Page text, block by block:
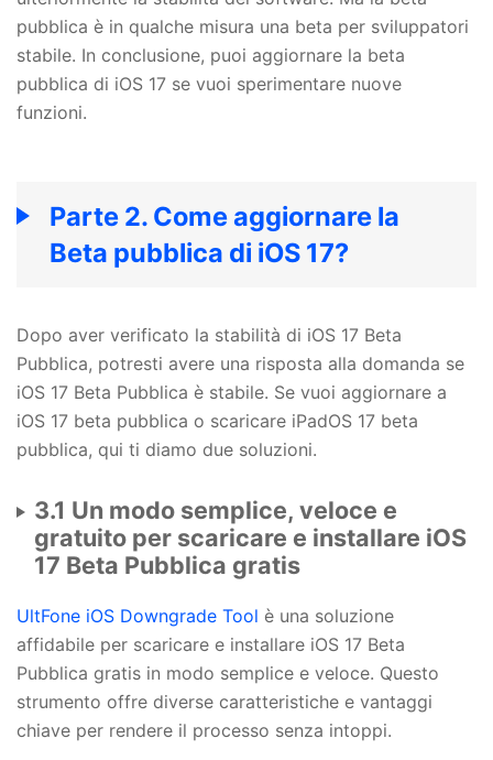
pubblica è in qualche misura una beta per sviluppatori
stabile. In conclusione, puoi aggiornare la beta
pubblica di iOS 17 se vuoi sperimentare nuove
funzioni.
Parte 2. Come aggiornare la
Beta pubblica di iOS 17?
Dopo aver verificato la stabilità di iOS 17 Beta
Pubblica, potresti avere una risposta alla domanda se
iOS 17 Beta Pubblica è stabile. Se vuoi aggiornare a
iOS 17 beta pubblica o scaricare iPadOS 17 beta
pubblica, qui ti diamo due soluzioni.
3.1 Un modo semplice, veloce e
gratuito per scaricare e installare iOS
17 Beta Pubblica gratis
UltFone iOS Downgrade Tool è una soluzione
affidabile per scaricare e installare iOS 17 Beta
Pubblica gratis in modo semplice e veloce. Questo
strumento offre diverse caratteristiche e vantaggi
chiave per rendere il processo senza intoppi.